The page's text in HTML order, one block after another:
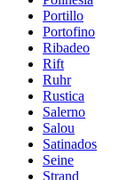
Portillo
Portofino
Ribadeo
Rift
Ruhr
Rustica
Salerno
Salou
Satinados
Seine
Strand